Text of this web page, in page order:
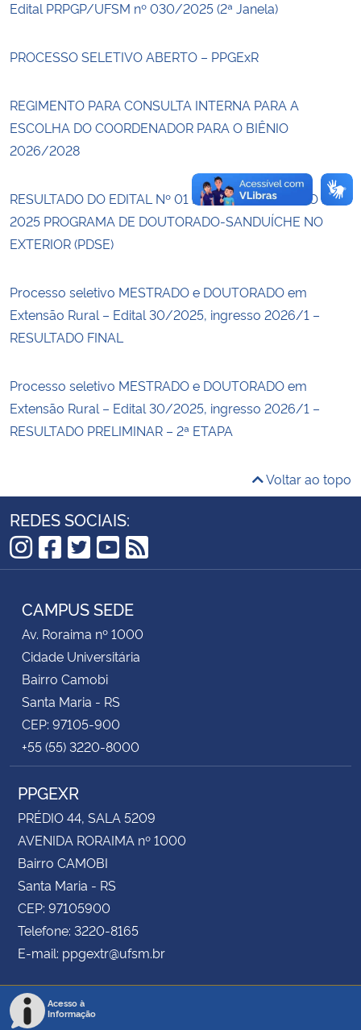
Advocacia-Geral da União
Banco Central do Brasil
Planalto
Edital PRPGP/UFSM nº 030/2025 (2ª Janela)
PROCESSO SELETIVO ABERTO – PPGExR
REGIMENTO PARA CONSULTA INTERNA PARA A
ESCOLHA DO COORDENADOR PARA O BIÊNIO
2026/2028
RESULTADO DO EDITAL Nº 01 DE 18 DE SETEMBRO DE
2025 PROGRAMA DE DOUTORADO-SANDUÍCHE NO
EXTERIOR (PDSE)
Processo seletivo MESTRADO e DOUTORADO em
Extensão Rural – Edital 30/2025, ingresso 2026/1 –
RESULTADO FINAL
Processo seletivo MESTRADO e DOUTORADO em
Extensão Rural – Edital 30/2025, ingresso 2026/1 –
RESULTADO PRELIMINAR – 2ª ETAPA
Voltar ao topo
REDES SOCIAIS:
Instagram
Facebook
Twitter
YouTube
RSS
CAMPUS SEDE
Av. Roraima nº 1000
Cidade Universitária
Bairro Camobi
Santa Maria - RS
CEP: 97105-900
+55 (55) 3220-8000
PPGEXR
PRÉDIO 44, SALA 5209
AVENIDA RORAIMA nº 1000
Bairro CAMOBI
Santa Maria - RS
CEP: 97105900
Telefone: 3220-8165
E-mail: ppgextr@ufsm.br
Acesso à
Informação